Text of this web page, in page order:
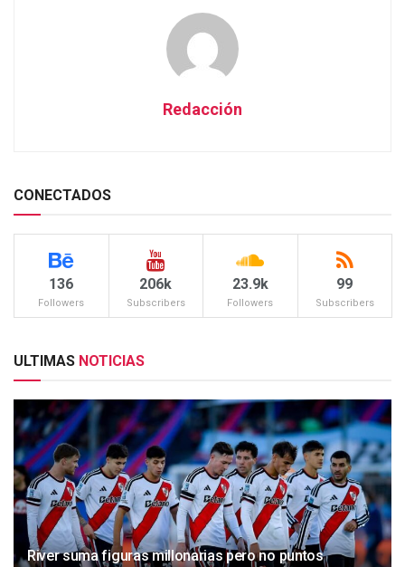
Redacción
CONECTADOS
136
Followers
206k
Subscribers
23.9k
Followers
99
Subscribers
ULTIMAS NOTICIAS
River suma figuras millonarias pero no puntos